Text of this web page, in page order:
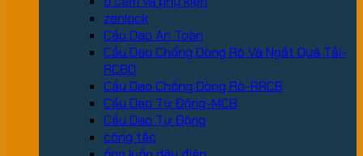
zenlock
Cầu Dao An Toàn
Cầu Dao Chống Dòng Rò Và Ngắt Quá Tải-
RCBO
Cầu Dao Chống Dòng Rò-RRCB
Cầu Dao Tự Động-MCB
Cầu Dao Tự Động
công tắc